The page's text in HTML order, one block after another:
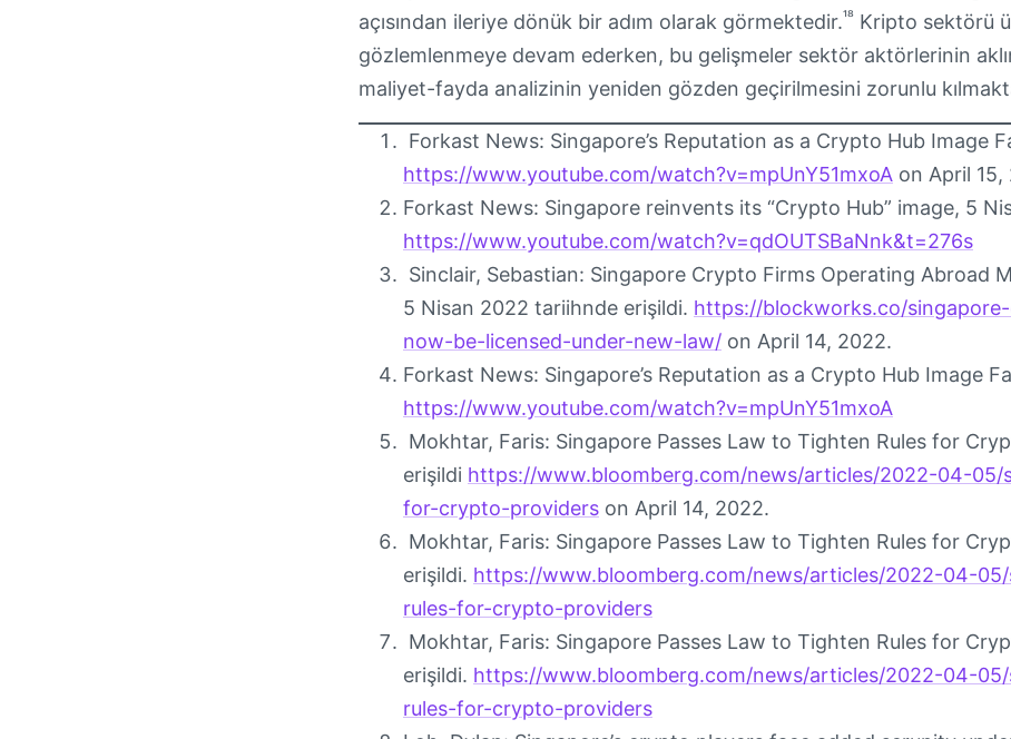
açısından ileriye dönük bir adım olarak görmektedir.¹⁸ Kripto sektörü
gözlemlenmeye devam ederken, bu gelişmeler sektör aktörlerinin
maliyet-fayda analizinin yeniden gözden geçirilmesini zorunlu
Forkast News: Singapore’s Reputation as a Crypto Hub Image
https://www.youtube.com/watch?v=mpUnY51mxoA on April 15,
Forkast News: Singapore reinvents its “Crypto Hub” image, 5
https://www.youtube.com/watch?v=qdOUTSBaNnk&t=276s
Sinclair, Sebastian: Singapore Crypto Firms Operating Abroad
5 Nisan 2022 tariihnde erişildi. https://blockworks.co/
now-be-licensed-under-new-law/ on April 14, 2022.
Forkast News: Singapore’s Reputation as a Crypto Hub Image
https://www.youtube.com/watch?v=mpUnY51mxoA
Mokhtar, Faris: Singapore Passes Law to Tighten Rules for
erişildi https://www.bloomberg.com/news/articles/2022-04-
for-crypto-providers on April 14, 2022.
Mokhtar, Faris: Singapore Passes Law to Tighten Rules for
erişildi. https://www.bloomberg.com/news/articles/2022-04-
rules-for-crypto-providers
Mokhtar, Faris: Singapore Passes Law to Tighten Rules for
erişildi. https://www.bloomberg.com/news/articles/2022-04-
rules-for-crypto-providers